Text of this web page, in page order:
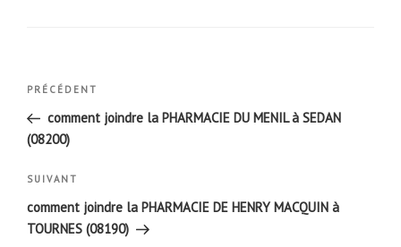
Navigation
l’article
Article
précédent
PRÉCÉDENT
comment joindre la PHARMACIE DU MENIL à SEDAN
(08200)
Article
suivant
SUIVANT
comment joindre la PHARMACIE DE HENRY MACQUIN à
TOURNES (08190)